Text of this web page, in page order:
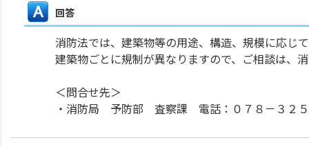
回答
消防法では、建築物等の用途、構造、規模に応じ
建築物ごとに規制が異なりますので、ご相談は、
＜問合せ先＞
・消防局 予防部 査察課 電話：０７８－３２５